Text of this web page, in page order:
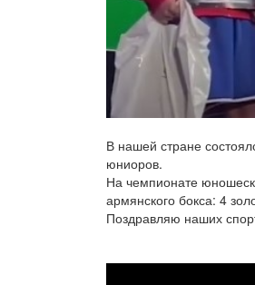
В нашей стране
юниоров.
На чемпионате
армянского бокса: 4
Поздравляю наших